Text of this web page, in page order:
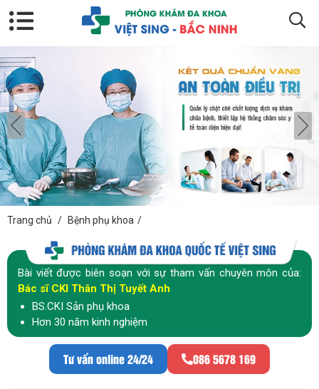
Trang chủ / Bệnh phụ khoa /
Bài viết được biên soạn với sự tham vấn chuyên môn của:
Bác sĩ CKI Thân Thị Tuyết Anh
BS.CKI Sản phụ khoa
Hơn 30 năm kinh nghiệm
Tư vấn online 24/24 086 5678 169